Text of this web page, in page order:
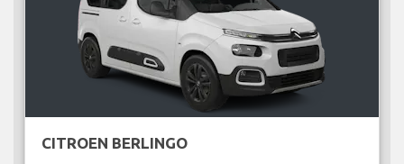
CITROEN BERLINGO